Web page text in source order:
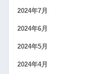
2024年7月
2024年6月
2024年5月
2024年4月